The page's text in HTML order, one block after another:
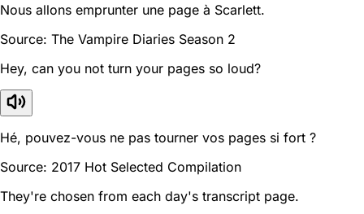
Nous allons emprunter une page à Scarlett.
Source: The Vampire Diaries Season 2
Hey, can you not turn your pages so loud?
Hé, pouvez-vous ne pas tourner vos pages si fort ?
Source: 2017 Hot Selected Compilation
They're chosen from each day's transcript page.